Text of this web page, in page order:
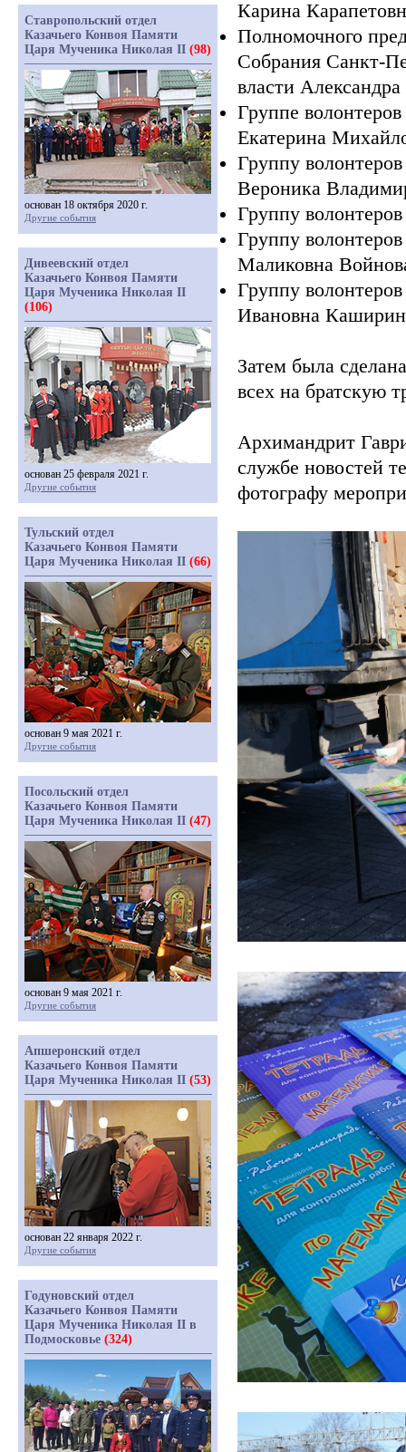
Карина
Полномочного
Собрания Санкт-
власти
Группе волонтеров
Екатерина
Группу волонтеров
Вероника
Группу волонтеров
Группу волонтеров
Маликовна
Группу волонтеров
Ивановна
Затем была
всех на братскую
Архимандрит
службе новостей
фотографу
Ставропольский отдел
Казачьего Конвоя Памяти
Царя Мученика Николая II (98)
основан 18 октября 2020 г.
Другие события
Дивеевский отдел
Казачьего Конвоя Памяти
Царя Мученика Николая II
(106)
основан 25 февраля 2021 г.
Другие события
Тульский отдел
Казачьего Конвоя Памяти
Царя Мученика Николая II (66)
основан 9 мая 2021 г.
Другие события
Посольский отдел
Казачьего Конвоя Памяти
Царя Мученика Николая II (47)
основан 9 мая 2021 г.
Другие события
Апшеронский отдел
Казачьего Конвоя Памяти
Царя Мученика Николая II (53)
основан 22 января 2022 г.
Другие события
Годуновский отдел
Казачьего Конвоя Памяти
Царя Мученика Николая II в
Подмосковье (324)